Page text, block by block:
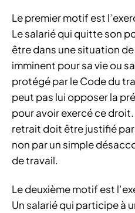
Le premier motif est
Le salarié qui quitte son
être dans une situation
imminent pour sa vie ou
protégé par le Code du
peut pas lui opposer la
pour avoir exercé ce
retrait doit être justifié
non par un simple
de travail.
Le deuxième motif est
Un salarié qui participe à